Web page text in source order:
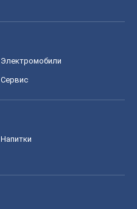
Электромобили
Сервис
Напитки